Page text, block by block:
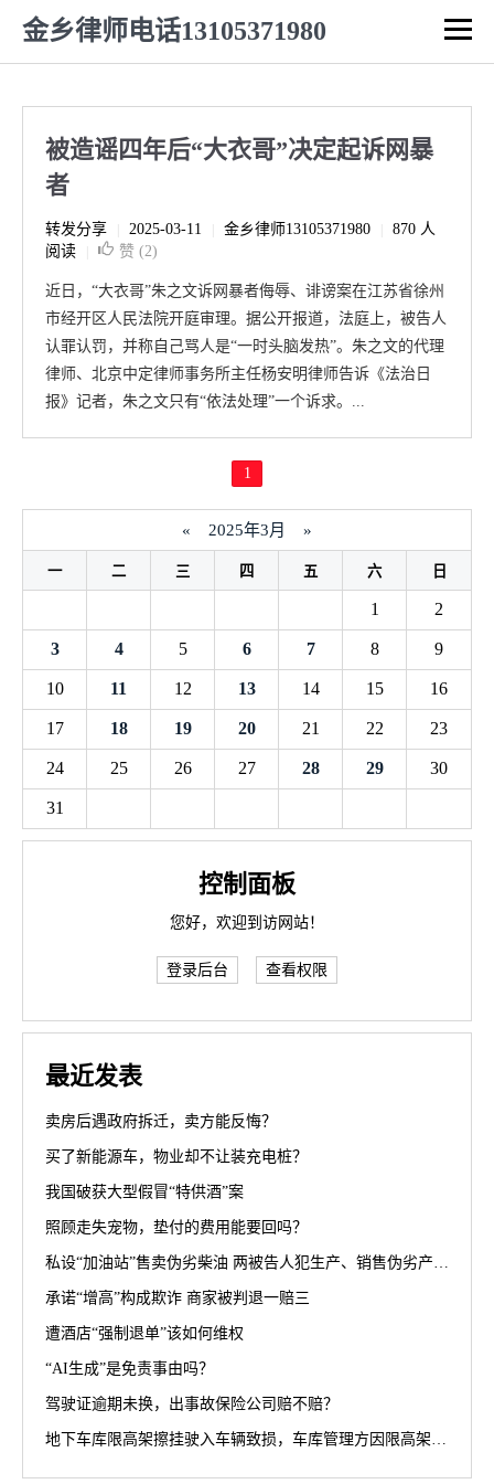
金乡律师电话13105371980
被造谣四年后“大衣哥”决定起诉网暴
者
转发分享 2025-03-11 金乡律师13105371980
870 人
阅读
赞 (2)
近日，“大衣哥”朱之文诉网暴者侮辱、诽谤案在江苏省徐州
市经开区人民法院开庭审理。据公开报道，法庭上，被告人
认罪认罚，并称自己骂人是“一时头脑发热”。朱之文的代理
律师、北京中定律师事务所主任杨安明律师告诉《法治日
报》记者，朱之文只有“依法处理”一个诉求。...
1
« 2025年3月 »
一 二 三 四 五 六 日
1 2
3 4 5 6 7 8 9
10 11 12 13 14 15 16
17 18 19 20 21 22 23
24 25 26 27 28 29 30
31
控制面板
您好，欢迎到访网站！
登录后台 查看权限
最近发表
卖房后遇政府拆迁，卖方能反悔？
买了新能源车，物业却不让装充电桩？
我国破获大型假冒“特供酒”案
照顾走失宠物，垫付的费用能要回吗？
私设“加油站”售卖伪劣柴油 两被告人犯生产、销售伪劣产品罪获刑罚
承诺“增高”构成欺诈 商家被判退一赔三
遭酒店“强制退单”该如何维权
“AI生成”是免责事由吗？
驾驶证逾期未换，出事故保险公司赔不赔？
地下车库限高架擦挂驶入车辆致损，车库管理方因限高架设置高度不符合规范被判担责70%